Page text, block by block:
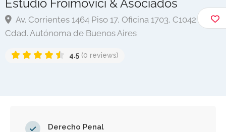
Estudio Froimovici & Asociados
Av. Corrientes 1464 Piso 17, Oficina 1703, C1042
Cdad. Autónoma de Buenos Aires
4.5 (0 reviews)
Derecho Penal